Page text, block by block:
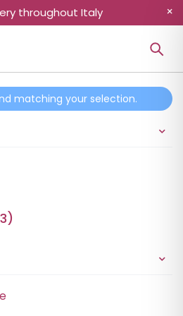
throughout Italy
matching your selection.